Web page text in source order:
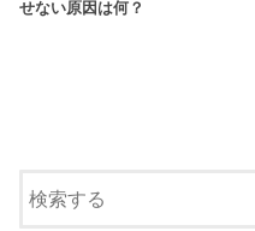
せない原因は何？